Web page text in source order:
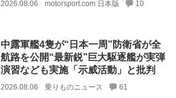
2026.08.06 motorsport.com 日本版 10
中露軍艦4隻が“日本一周”防衛省が全
航路を公開“最新鋭”巨大駆逐艦が実弾
演習なども実施「示威活動」と批判
2026.08.06 乗りものニュース 61